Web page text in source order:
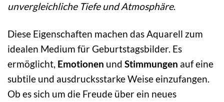
unvergleichliche Tiefe und Atmosphäre.
Diese Eigenschaften machen das Aquarell zum
idealen Medium für Geburtstagsbilder. Es
ermöglicht, Emotionen und Stimmungen auf eine
subtile und ausdrucksstarke Weise einzufangen.
Ob es sich um die Freude über ein neues